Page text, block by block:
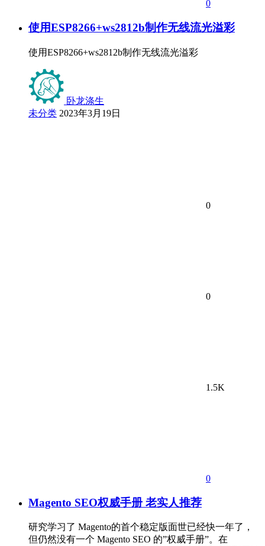
0
使用ESP8266+ws2812b制作无线流光溢彩
使用ESP8266+ws2812b制作无线流光溢彩
卧龙涤生
未分类 2023年3月19日
0
0
1.5K
0
Magento SEO权威手册 老实人推荐
研究学习了 Magento的首个稳定版面世已经快一年了，
但仍然没有一个 Magento SEO 的”权威手册”。在